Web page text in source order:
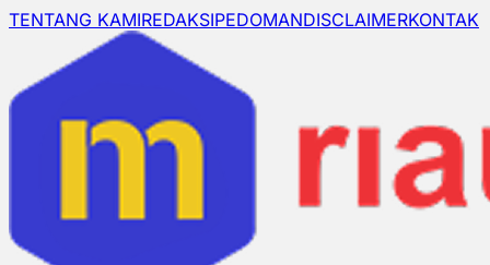
TENTANG KAMIREDAKSIPEDOMANDISCLAIMERKONTAK